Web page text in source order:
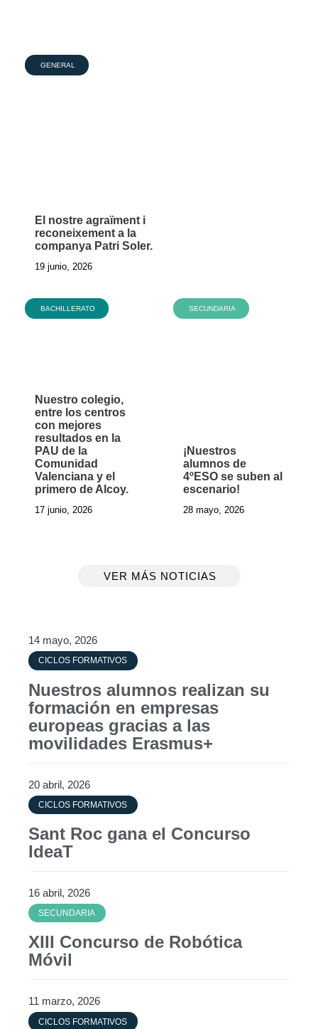
GENERAL
El nostre agraïment i
reconeixement a la
companya Patri Soler.
19 junio, 2026
BACHILLERATO
Nuestro colegio,
entre los centros
con mejores
resultados en la
PAU de la
Comunidad
Valenciana y el
primero de Alcoy.
17 junio, 2026
SECUNDARIA
¡Nuestros
alumnos de
4ºESO se suben al
escenario!
28 mayo, 2026
VER MÁS NOTICIAS
CICLOS FORMATIVOS
Nuestros alumnos realizan su
formación en empresas
europeas gracias a las
movilidades Erasmus+
14 mayo, 2026
CICLOS FORMATIVOS
Sant Roc gana el Concurso
IdeaT
20 abril, 2026
SECUNDARIA
XIII Concurso de Robótica
Móvil
16 abril, 2026
CICLOS FORMATIVOS
11 marzo, 2026